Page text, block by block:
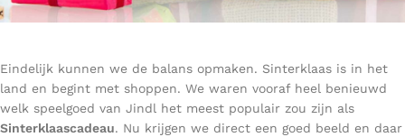
Eindelijk kunnen we de balans opmaken. Sinterklaas is in het
land en begint met shoppen. We waren vooraf heel benieuwd
welk speelgoed van Jindl het meest populair zou zijn als
Sinterklaascadeau. Nu krijgen we direct een goed beeld en daar